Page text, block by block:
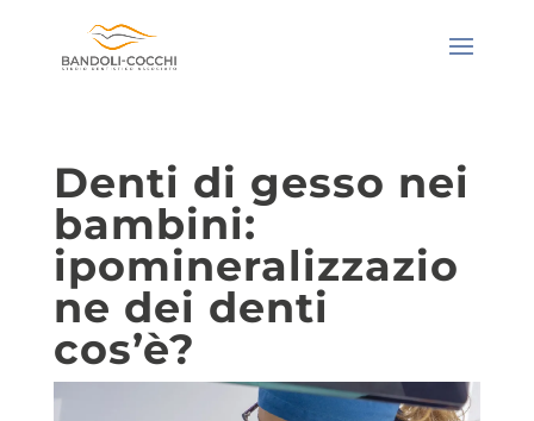
Denti di gesso nei
bambini:
ipomineralizzazio
ne dei denti
cos’è?